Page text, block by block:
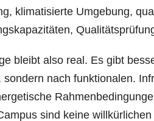
klimatisierte Umgebung,
bleibt also real. Es gibt
sondern nach funktionalen.
sind keine